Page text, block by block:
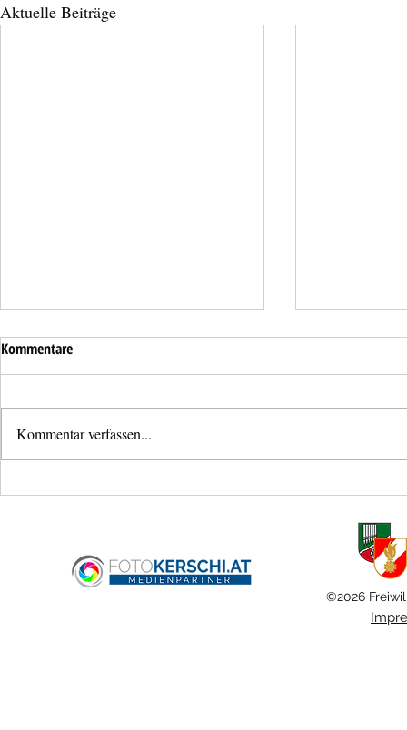
Aktuelle Beiträge
Lose
Kommentare
Kommentar verfassen...
©2026